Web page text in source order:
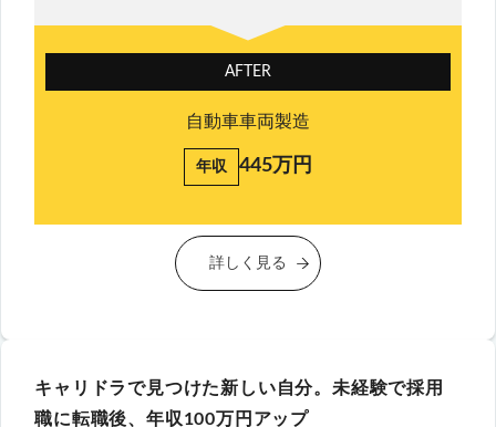
AFTER
自動車車両製造
年収 445万円
詳しく見る
キャリドラで見つけた新しい自分。未経験で採用
職に転職後、年収100万円アップ